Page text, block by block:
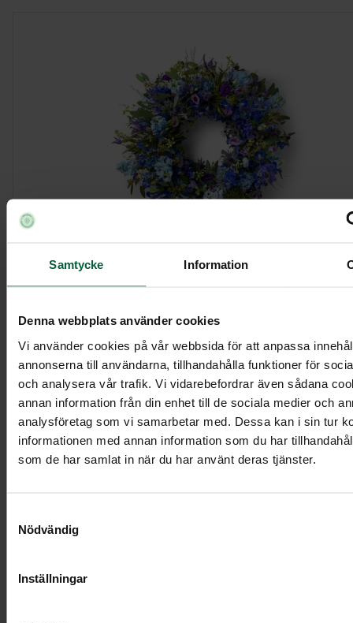
Samtycke Information
Denna webbplats använder cookies
Vi använder cookies på vår webbsida för att anpassa
annonserna till användarna, tillhandahålla funktioner för
och analysera vår trafik. Vi vidarebefordrar även sådana
annan information från din enhet till de sociala medier och
analysföretag som vi samarbetar med. Dessa kan i sin tur
informationen med annan information som du har
som de har samlat in när du har använt deras tjänster.
Nödvändig
Inställningar
Krans - Skimrande hav, större
4 895 kr
Visa mer